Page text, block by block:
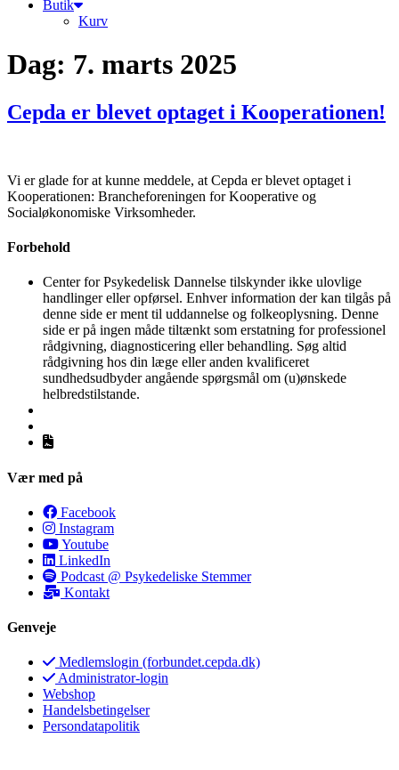
Butik
Kurv
Dag: 7. marts 2025
Cepda er blevet optaget i Kooperationen!
Vi er glade for at kunne meddele, at Cepda er blevet optaget i
Kooperationen: Brancheforeningen for Kooperative og
Socialøkonomiske Virksomheder.
Forbehold
Center for Psykedelisk Dannelse tilskynder ikke ulovlige
handlinger eller opførsel. Enhver information der kan tilgås på
denne side er ment til uddannelse og folkeoplysning. Denne
side er på ingen måde tiltænkt som erstatning for professionel
rådgivning, diagnosticering eller behandling. Søg altid
rådgivning hos din læge eller anden kvalificeret
sundhedsudbyder angående spørgsmål om (u)ønskede
helbredstilstande.
Vær med på
Facebook
Instagram
Youtube
LinkedIn
Podcast @ Psykedeliske Stemmer
Kontakt
Genveje
Medlemslogin (forbundet.cepda.dk)
Administrator-login
Webshop
Handelsbetingelser
Persondatapolitik